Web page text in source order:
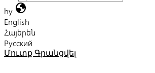
hy globe
English
Հայերեն
Русский
Մուտք Գրանցվել